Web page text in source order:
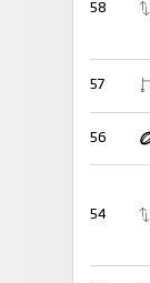
58
57
56
54